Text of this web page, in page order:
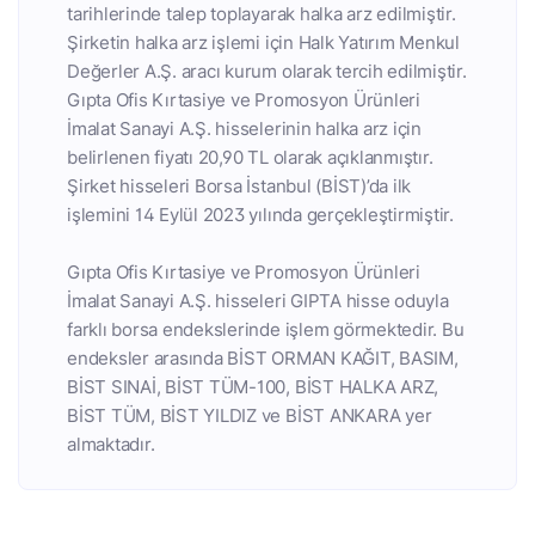
tarihlerinde talep toplayarak halka arz edilmiştir.
Şirketin halka arz işlemi için Halk Yatırım Menkul
Değerler A.Ş. aracı kurum olarak tercih edilmiştir.
Gıpta Ofis Kırtasiye ve Promosyon Ürünleri
İmalat Sanayi A.Ş. hisselerinin halka arz için
belirlenen fiyatı 20,90 TL olarak açıklanmıştır.
Şirket hisseleri Borsa İstanbul (BİST)’da ilk
işlemini 14 Eylül 2023 yılında gerçekleştirmiştir.
Gıpta Ofis Kırtasiye ve Promosyon Ürünleri
İmalat Sanayi A.Ş. hisseleri GIPTA hisse oduyla
farklı borsa endekslerinde işlem görmektedir. Bu
endeksler arasında BİST ORMAN KAĞIT, BASIM,
BİST SINAİ, BİST TÜM-100, BİST HALKA ARZ,
BİST TÜM, BİST YILDIZ ve BİST ANKARA yer
almaktadır.